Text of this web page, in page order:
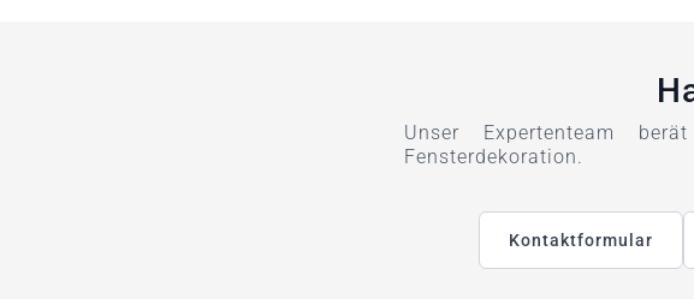
Unser Expertenteam
Fensterdekoration.
Kontaktformular